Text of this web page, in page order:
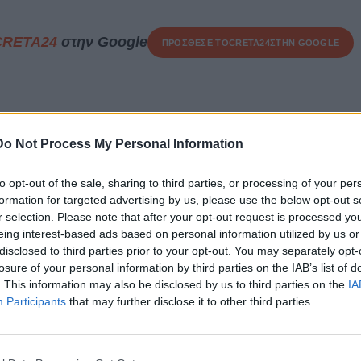
Not Process My Personal Information
opt-out of the sale, sharing to third parties, or processing of your
for targeted advertising by us, please use the below opt-out
selection. Please note that after your opt-out request is processed
interest-based ads based on personal information utilized by us
to third parties prior to your opt-out. You may separately
of your personal information by third parties on the IAB’s list of
This information may also be disclosed by us to third parties on the
Participants that may further disclose it to other third parties.
στην Google ΠΡΟΣΘΕΣΕ ΤΟCRETA24ΣΤΗΝ GOOGLE
36χρονο άνδρα πέρασαν χθες
για κλοπή από
άνδρα, μπήκαν σεδωμάτιο ξενοδοχείουστηνπεριοχή
ποσό των 175 ευρώ.
τον ένοικο του δωματίου
, ο οποίος άρχισε να φωνάζει
την αστυνομία.